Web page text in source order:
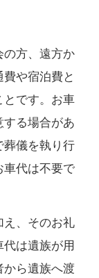
の方、遠方か
や宿泊費と
とです。お車
する場合があ
葬儀を執り行
車代は不要で
え、そのお礼
は遺族が用
から遺族へ渡